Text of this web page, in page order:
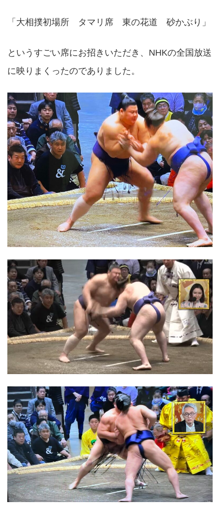
「大相撲初場所 タマリ席 東の花道 砂かぶり」
というすごい席にお招きいただき、NHKの全国放送
に映りまくったのでありました。